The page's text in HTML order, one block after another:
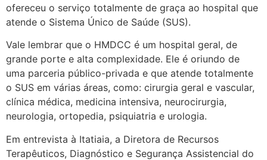
ofereceu o serviço totalmente de graça ao hospital que
atende o Sistema Único de Saúde (SUS).
Vale lembrar que o HMDCC é um hospital geral, de
grande porte e alta complexidade. Ele é oriundo de
uma parceria público-privada e que atende totalmente
o SUS em várias áreas, como: cirurgia geral e vascular,
clínica médica, medicina intensiva, neurocirurgia,
neurologia, ortopedia, psiquiatria e urologia.
Em entrevista à Itatiaia, a Diretora de Recursos
Terapêuticos, Diagnóstico e Segurança Assistencial do